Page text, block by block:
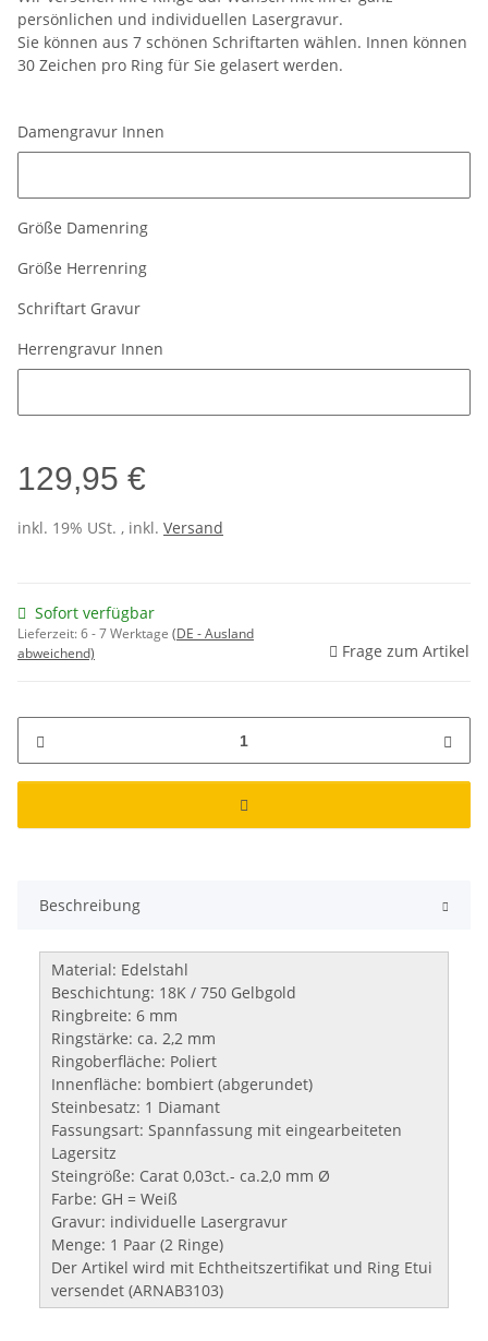
persönlichen und individuellen Lasergravur.
Sie können aus 7 schönen Schriftarten wählen. Innen können
30 Zeichen pro Ring für Sie gelasert werden.
Damengravur Innen
Größe Damenring
Größe Herrenring
Schriftart Gravur
Herrengravur Innen
129,95 €
inkl. 19% USt. , inkl. Versand
Sofort verfügbar
Lieferzeit:6 - 7 Werktage (DE - Ausland
abweichend)
Frage zum Artikel
Beschreibung
Material: Edelstahl
Beschichtung: 18K / 750 Gelbgold
Ringbreite: 6 mm
Ringstärke: ca. 2,2 mm
Ringoberfläche: Poliert
Innenfläche: bombiert (abgerundet)
Steinbesatz: 1 Diamant
Fassungsart: Spannfassung mit eingearbeiteten
Lagersitz
Steingröße: Carat 0,03ct.- ca.2,0 mm Ø
Farbe: GH = Weiß
Gravur: individuelle Lasergravur
Menge: 1 Paar (2 Ringe)
Der Artikel wird mit Echtheitszertifikat und Ring Etui
versendet (ARNAB3103)